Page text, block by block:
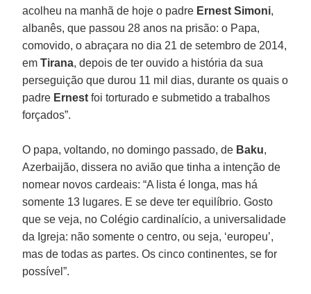
acolheu na manhã de hoje o padre Ernest Simoni,
albanês, que passou 28 anos na prisão: o Papa,
comovido, o abraçara no dia 21 de setembro de 2014,
emTirana, depois de ter ouvido a história da sua
perseguição que durou 11 mil dias, durante os quais o
padre Ernest foi torturado e submetido a trabalhos
forçados”.
O papa, voltando, no domingo passado, de Baku,
Azerbaijão, dissera no avião que tinha a intenção de
nomear novos cardeais: “A lista é longa, mas há
somente 13 lugares. E se deve ter equilíbrio. Gosto
que se veja, no Colégio cardinalício, a universalidade
da Igreja: não somente o centro, ou seja, ‘europeu’,
mas de todas as partes. Os cinco continentes, se for
possível”.